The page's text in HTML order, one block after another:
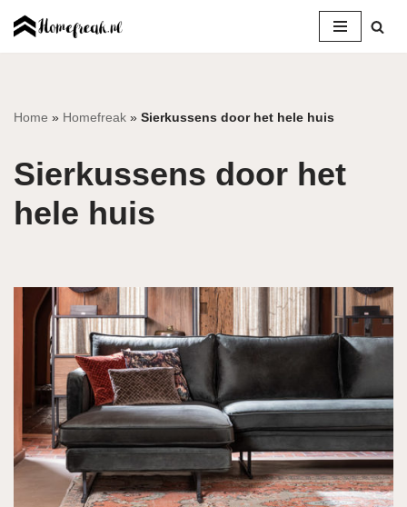
inhoud
Home » Homefreak » Sierkussens door het hele huis
Sierkussens door het
hele huis